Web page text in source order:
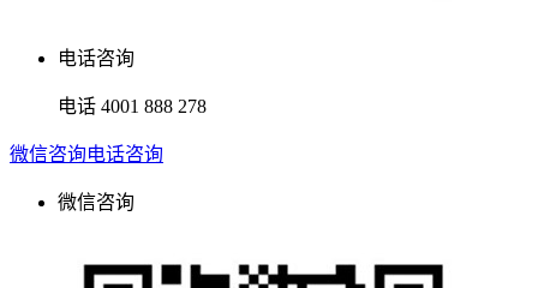
电话咨询
电话 4001 888 278
微信咨询电话咨询
微信咨询